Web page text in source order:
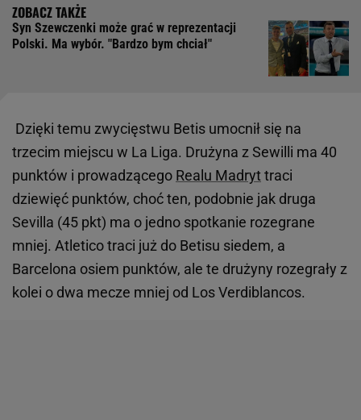
Syn Szewczenki może grać w reprezentacji
Polski. Ma wybór. "Bardzo bym chciał"
Dzięki temu zwycięstwu Betis umocnił się na
trzecim miejscu w La Liga. Drużyna z Sewilli ma 40
punktów i prowadzącego Realu Madryttraci
dziewięć punktów, choć ten, podobnie jak druga
Sevilla (45 pkt) ma o jedno spotkanie rozegrane
mniej. Atletico traci już do Betisu siedem, a
Barcelona osiem punktów, ale te drużyny rozegrały z
kolei o dwa mecze mniej od Los Verdiblancos.